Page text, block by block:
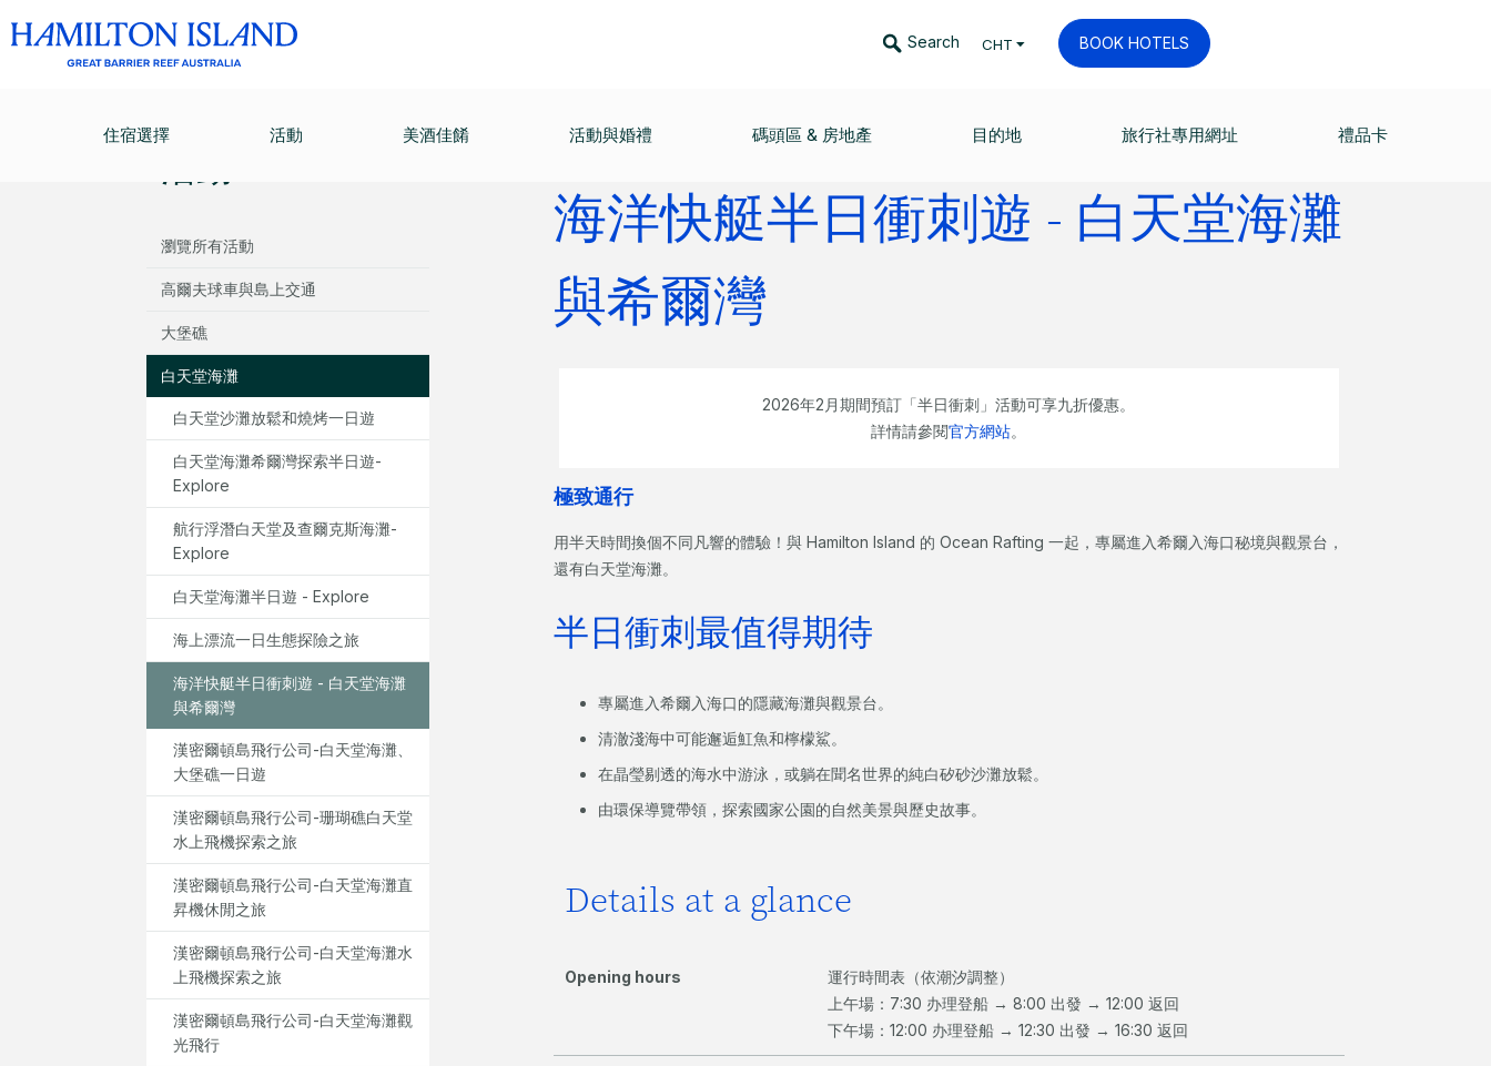
Search CHT BOOK HOTELS
住宿選擇 活動 美酒佳餚 活動與婚禮 碼頭區 & 房地產 目的地 旅行社專用網址 禮品卡
活動
瀏覽所有活動
高爾夫球車與島上交通
大堡礁
白天堂海灘
白天堂沙灘放鬆和燒烤一日遊
白天堂海灘希爾灣探索半日遊-
Explore
航行浮潛白天堂及查爾克斯海灘-
Explore
白天堂海灘半日遊 - Explore
海上漂流一日生態探險之旅
海洋快艇半日衝刺遊 - 白天堂海灘
與希爾灣
漢密爾頓島飛行公司-白天堂海灘、
大堡礁一日遊
漢密爾頓島飛行公司-珊瑚礁白天堂
水上飛機探索之旅
漢密爾頓島飛行公司-白天堂海灘直
昇機休閒之旅
漢密爾頓島飛行公司-白天堂海灘水
上飛機探索之旅
漢密爾頓島飛行公司-白天堂海灘觀
光飛行
海洋快艇半日衝刺遊 - 白天堂海灘
與希爾灣
2026年2月期間預訂「半日衝刺」活動可享九折優惠。
詳情請參閱官方網站。
極致通行
用半天時間換個不同凡響的體驗！與 Hamilton Island 的 Ocean Rafting 一起，專屬進入希爾入海口秘境與觀景台，
還有白天堂海灘。
半日衝刺最值得期待
專屬進入希爾入海口的隱藏海灘與觀景台。
清澈淺海中可能邂逅魟魚和檸檬鯊。
在晶瑩剔透的海水中游泳，或躺在聞名世界的純白矽砂沙灘放鬆。
由環保導覽帶領，探索國家公園的自然美景與歷史故事。
Details at a glance
Opening hours
運行時間表（依潮汐調整）
上午場：7:30 办理登船 → 8:00 出發 → 12:00 返回
下午場：12:00 办理登船 → 12:30 出發 → 16:30 返回